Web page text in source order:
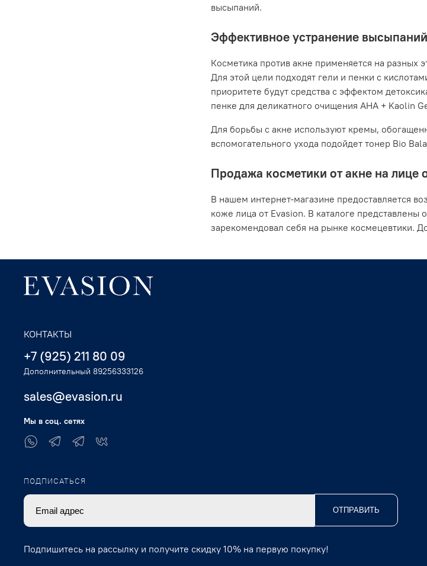
высыпаний.
Эффективное устранение
Косметика против акне применяется на разных
Для этой цели подходят гели и пенки с
приоритете будут средства с эффектом
пенке для деликатного очищения AHA + Kaolin
Для борьбы с акне используют кремы,
вспомогательного ухода подойдет тонер Bio
Продажа косметики от акне на лице
В нашем интернет-магазине предоставляется
коже лица от Evasion. В каталоге
зарекомендовал себя на рынке космецевтики.
КОНТАКТЫ
+7 (925) 211 80 09
Дополнительный 89256333126
sales@evasion.ru
Мы в соц. сетях
ПОДПИСАТЬСЯ
ОТПРАВИТЬ
Подпишитесь на рассылку и получите скидку 10% на первую покупку!